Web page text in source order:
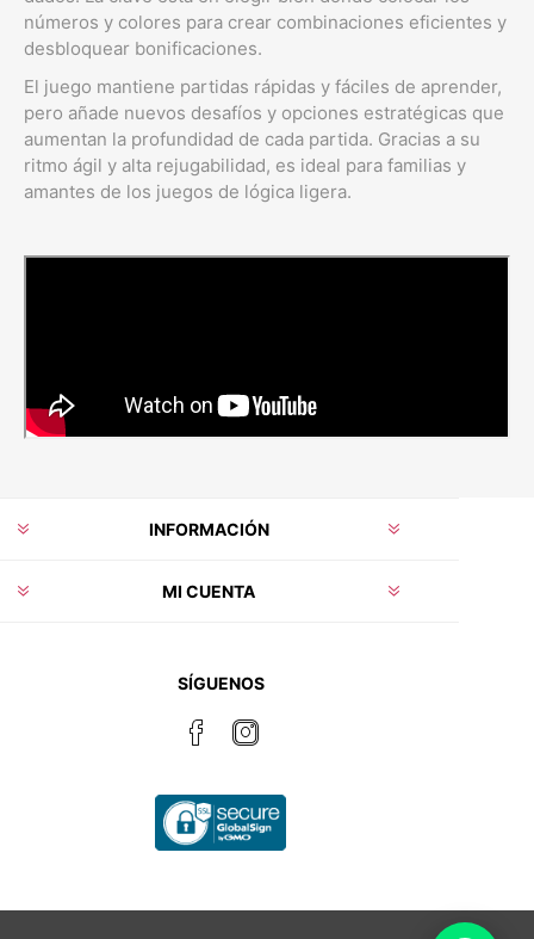
números y colores para crear combinaciones eficientes y
desbloquear bonificaciones.
El juego mantiene partidas rápidas y fáciles de aprender,
pero añade nuevos desafíos y opciones estratégicas que
aumentan la profundidad de cada partida. Gracias a su
ritmo ágil y alta rejugabilidad, es ideal para familias y
amantes de los juegos de lógica ligera.
INFORMACIÓN
MI CUENTA
SÍGUENOS